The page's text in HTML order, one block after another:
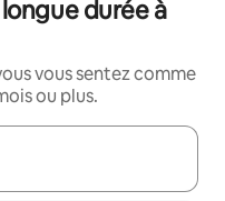
durée à
vous sentez comme
ou plus.
les flèches vers le